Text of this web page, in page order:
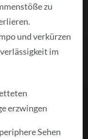
zu
und verkürzen
im
erzwingen
Sehen